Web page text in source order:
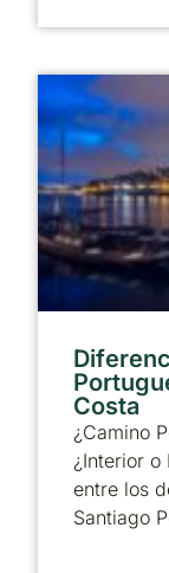
Costa
¿Camino
¿Interior
entre los
Santiago